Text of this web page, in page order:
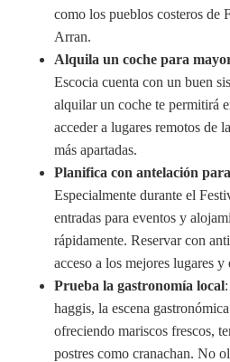
como los pueblos costeros de
Arran.
Alquila un coche para
Escocia cuenta con un buen
alquilar un coche te permitirá
acceder a lugares remotos de
más apartadas.
Planifica con antelación
Especialmente durante el
entradas para eventos y
rápidamente. Reservar con
acceso a los mejores lugares y
Prueba la gastronomía local
haggis, la escena
ofreciendo mariscos frescos,
postres como cranachan. No